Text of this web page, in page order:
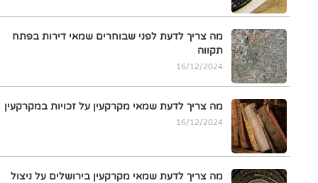
מה צריך לדעת לפני שבוחרים שמאי דירות בפתח
תקווה
16/12/2024
מה צריך לדעת שמאי מקרקעין על זכויות במקרקעין
16/12/2024
מה צריך לדעת שמאי מקרקעין בירושלים על ניצול